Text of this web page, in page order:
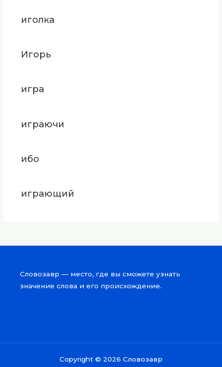
иголка
Игорь
игра
играючи
ибо
играющий
Словозавр — место, где вы сможете узнать
значение слова и его происхождение.
Copyright © 2026 Словозавр